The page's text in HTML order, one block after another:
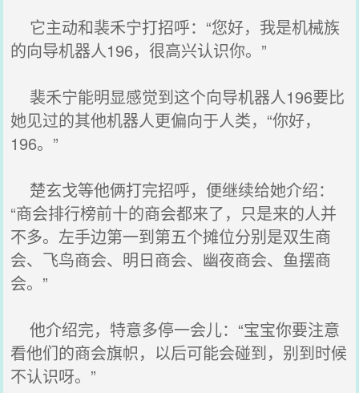
它主动和裴禾宁打招呼：“您好，我是机械族
的向导机器人196，很高兴认识你。”
裴禾宁能明显感觉到这个向导机器人196要比
她见过的其他机器人更偏向于人类，“你好，
196。”
楚玄戈等他俩打完招呼，便继续给她介绍：
“商会排行榜前十的商会都来了，只是来的人并
不多。左手边第一到第五个摊位分别是双生商
会、飞鸟商会、明日商会、幽夜商会、鱼摆商
会。”
他介绍完，特意多停一会儿：“宝宝你要注意
看他们的商会旗帜，以后可能会碰到，别到时候
不认识呀。”